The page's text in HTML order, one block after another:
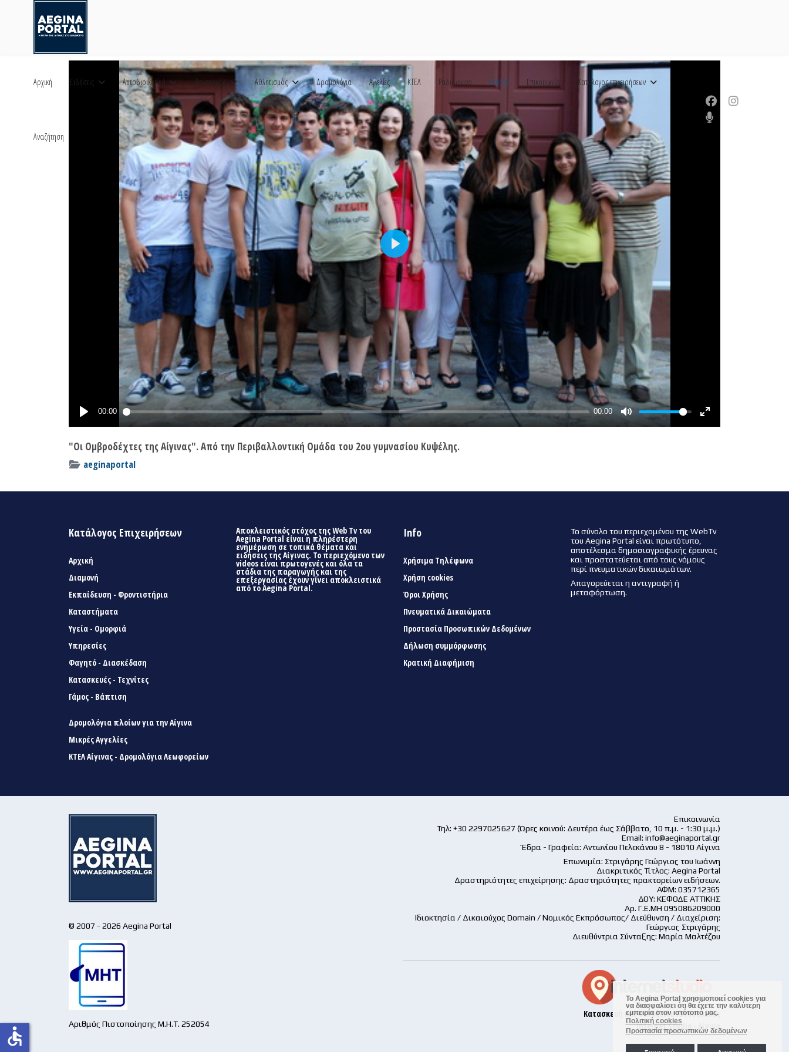
Το Aegina Portal χρησιμοποιεί cookies για
να διασφαλίσει ότι θα έχετε την καλύτερη
εμπειρία στον ιστότοπό μας.
Πολιτική cookies
Προστασία προσωπικών δεδομένων
Αρχική Ειδήσεις Αυτοδιοικητικά Πολιτισμός Αθλητισμός Δρομολόγια Αγγελίες ΚΤΕΛ Ραδιόφωνο WebTV Επικοινωνία Κατάλογος επιχειρήσεων
Αναζήτηση
"Οι Ομβροδέχτες της Αίγινας". Από την Περιβαλλοντική Ομάδα του 2ου γυμνασίου Κυψέλης.
aeginaportal
Κατάλογος Επιχειρήσεων
Αρχική
Διαμονή
Εκπαίδευση - Φροντιστήρια
Καταστήματα
Υγεία - Ομορφιά
Υπηρεσίες
Φαγητό - Διασκέδαση
Κατασκευές - Τεχνίτες
Γάμος - Βάπτιση
Δρομολόγια πλοίων για την Αίγινα
Μικρές Αγγελίες
ΚΤΕΛ Αίγινας - Δρομολόγια Λεωφορείων
Αποκλειστικός στόχος της Web Tv του
Aegina Portal είναι η πληρέστερη
ενημέρωση σε τοπικά θέματα και
ειδήσεις της Αίγινας. Το περιεχόμενο των
videos είναι πρωτογενές και όλα τα
στάδια της παραγωγής και της
επεξεργασίας έχουν γίνει αποκλειστικά
από το Aegina Portal.
Info
Χρήσιμα Τηλέφωνα
Χρήση cookies
Όροι Χρήσης
Πνευματικά Δικαιώματα
Προστασία Προσωπικών Δεδομένων
Δήλωση συμμόρφωσης
Κρατική Διαφήμιση
Το σύνολο του περιεχομένου της WebTv
του Aegina Portal είναι πρωτότυπο,
αποτέλεσμα δημοσιογραφικής έρευνας
και προστατεύεται από τους νόμους
περί πνευματικών δικαιωμάτων.
Απαγορεύεται η αντιγραφή ή
μεταφόρτωση.
© 2007 - 2026 Aegina Portal
Αριθμός Πιστοποίησης Μ.Η.Τ. 252054
Επικοινωνία
Τηλ: +30 2297025627 (Ώρες κοινού: Δευτέρα έως Σάββατο, 10 π.μ. - 1:30 μ.μ.)
Email: info@aeginaportal.gr
Έδρα - Γραφεία: Αντωνίου Πελεκάνου 8 - 18010 Αίγινα
Επωνυμία: Στριγάρης Γεώργιος του Ιωάννη
Διακριτικός Τίτλος: Aegina Portal
Δραστηριότητες επιχείρησης: Δραστηριότητες πρακτορείων ειδήσεων.
ΑΦΜ: 035712365
ΔΟΥ: ΚΕΦΟΔΕ ΑΤΤΙΚΗΣ
Αρ. Γ.Ε.ΜΗ 095086209000
Ιδιοκτησία / Δικαιούχος Domain / Νομικός Εκπρόσωπος/ Διεύθυνση / Διαχείριση:
Γεώργιος Στριγάρης
Διευθύντρια Σύνταξης: Μαρία Μαλτέζου
Κατασκευή και Φιλοξενία Ιστοσελίδας
Internet Studio - Αίγινα
accessible